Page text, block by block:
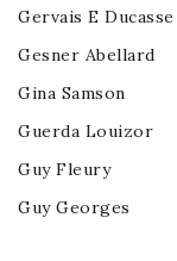
Gervais E Ducasse
Gesner Abellard
Gina Samson
Guerda Louizor
Guy Fleury
Guy Georges